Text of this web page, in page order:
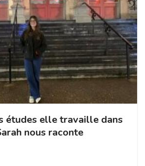
études elle travaille dans
nous raconte